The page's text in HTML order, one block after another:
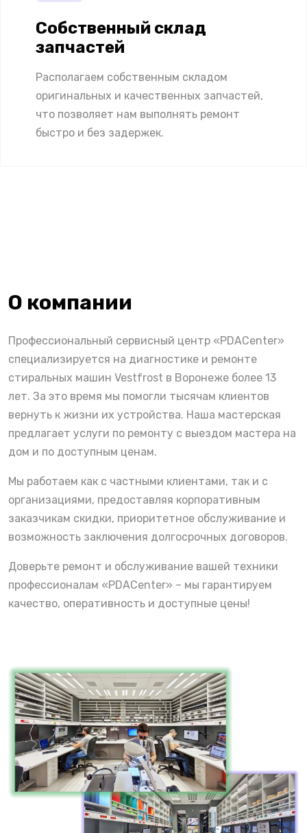
Собственный склад
запчастей
Располагаем собственным складом
оригинальных и качественных запчастей,
что позволяет нам выполнять ремонт
быстро и без задержек.
О компании
Профессиональный сервисный центр «PDACenter»
специализируется на диагностике и ремонте
стиральных машин Vestfrost в Воронеже более 13
лет. За это время мы помогли тысячам клиентов
вернуть к жизни их устройства. Наша мастерская
предлагает услуги по ремонту с выездом мастера на
дом и по доступным ценам.
Мы работаем как с частными клиентами, так и с
организациями, предоставляя корпоративным
заказчикам скидки, приоритетное обслуживание и
возможность заключения долгосрочных договоров.
Доверьте ремонт и обслуживание вашей техники
профессионалам «PDACenter» – мы гарантируем
качество, оперативность и доступные цены!